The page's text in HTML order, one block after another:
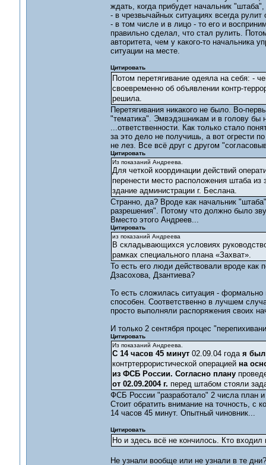
ждать, когда прибудет начальник
- в чрезвычайных ситуациях всегда
- в том числе и в лицо - то его и
правильно сделал, что стал рулить.
авторитета, чем у какого-то начальника
ситуации на месте.
Цитировать
Потом перетягивание одеяла на себя: -
своевременно об объявлении контр-
решила.
Перетягивания никакого не было. Во-
"тематика". Эмвэдэшникам и в голову бы
...ответственности. Как только стало
за это дело не получишь, а вот огрести
не лез. Все всё друг с другом
Цитировать
Из показаний Андреева.
Для четкой координации действий
перенести место расположения штаба
здание администрации г. Беслана.
Странно, да? Вроде как начальник
разрешения". Потому что должно было
Вместо этого Андреев...
Цитировать
из показаний Андреева
В складывающихся условиях
рамках специального плана «Захват».
То есть его люди действовали вроде как
Дзасохова, Дзантиева?
То есть сложилась ситуация -
способен. Соответственно в лучшем
просто выполняли распоряжения своих
И только 2 сентября процес
Цитировать
Из показаний Андреева.
С 14 часов 45 минут02.09.04 года я был
контртеррористической операцией на
из ФСБ России. Согласно плану
от 02.09.2004 г. перед штабом стояли
ФСБ России "разработало" 2 числа план
Стоит обратить внимание на точность, с
14 часов 45 минут. Опытный чиновник...
Цитировать
Но и здесь всё не кончилось. Кто
Не узнали вообще или не узнали в те дни?